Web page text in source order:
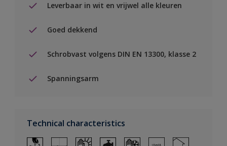
Leverbaar in wit en vrijwel alle kleuren
Goed dekkend
Schrobvast volgens DIN EN 13300, klasse 2
Spanningsarm
Technical characteristics